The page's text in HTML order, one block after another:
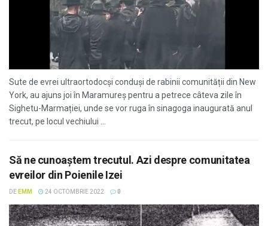
Sute de evrei ultraortodocși conduși de rabinii comunității din New
York, au ajuns joi în Maramureș pentru a petrece câteva zile în
Sighetu-Marmației, unde se vor ruga în sinagoga inaugurată anul
trecut, pe locul vechiului ...
Să ne cunoaştem trecutul. Azi despre comunitatea
evreilor din Poienile Izei
DE EMM 24 OCTOMBRIE 2022 0